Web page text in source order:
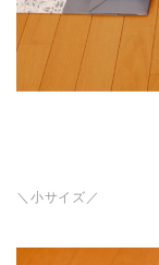
＼小サイズ／